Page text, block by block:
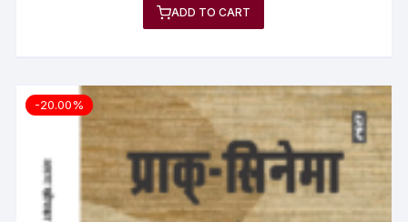
out of 5
ADD TO CART
-20.00%